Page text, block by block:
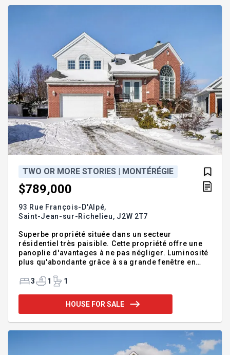
TWO OR MORE STORIES | MONTÉRÉGIE
$789,000
93 Rue François-D'Alpé,
Saint-Jean-sur-Richelieu, J2W 2T7
Superbe propriété située dans un secteur
résidentiel très paisible. Cette propriété offre une
panoplie d'avantages à ne pas négliger. Luminosité
plus qu'abondante grâce à sa grande fenêtre en
fonctionnelle avec son îlot central, 3 chambres au
son grand gazebo en bois. Proximité de l'école
primaire, accès rapide à la A-35, multiples services
soins de santé, banques, etc. Addendum:Propriété
3 1 1
HOUSE FOR SALE